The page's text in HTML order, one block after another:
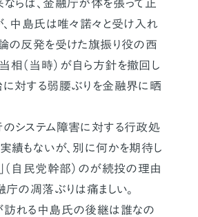
らば、金融庁が体を張って止
、中島氏は唯々諾々と受け入れ
の反発を受けた旗振り役の西
（当時）が自ら方針を撤回し
対する弱腰ぶりを金融界に晒
のシステム障害に対する行政処
績もないが、別に何かを期待し
（自民党幹部）のが続投の理由
庁の凋落ぶりは痛ましい。
れる中島氏の後継は誰なの